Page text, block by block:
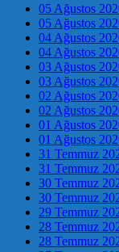
05 Ağustos
05 Ağustos
04 Ağustos
04 Ağustos
03 Ağustos
03 Ağustos
02 Ağustos
02 Ağustos
01 Ağustos
01 Ağustos
31 Temmuz
31 Temmuz
30 Temmuz
30 Temmuz
29 Temmuz
28 Temmuz
28 Temmuz